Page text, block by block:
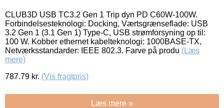
CLUB3D USB TC3.2 Gen 1 Trip dyn PD C60W-100W.
Forbindelsesteknologi: Docking, Værtsgrænseflade: USB
3.2 Gen 1 (3.1 Gen 1) Type-C, USB strømforsyning op til:
100 W. Kobber ethernet kabelteknologi: 1000BASE-TX,
Netværksstandarder: IEEE 802.3. Farve på produ (Læs
mere)
787.79 kr. (Vis fragtpris)
Læs mere »